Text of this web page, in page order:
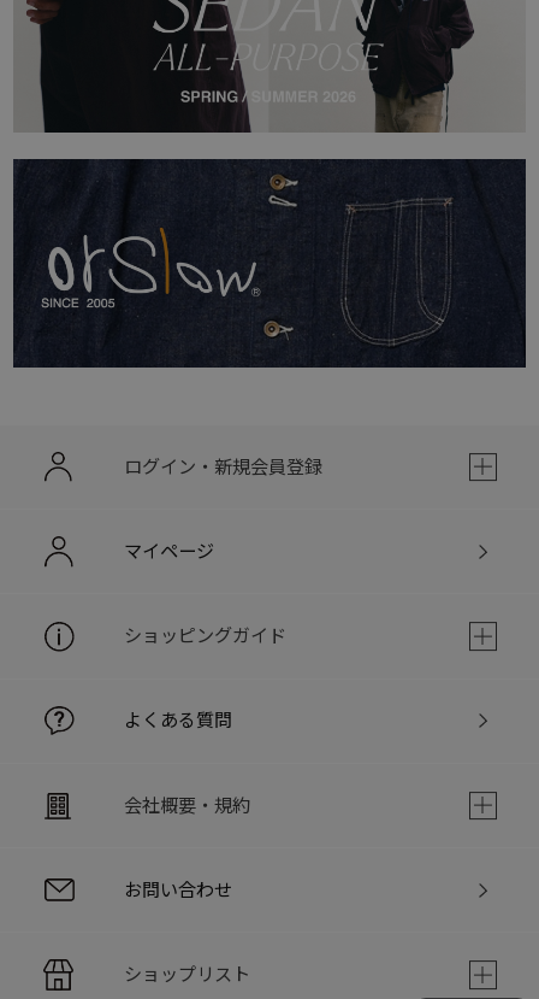
ログイン・新規会員登録
マイページ
ショッピングガイド
よくある質問
会社概要・規約
お問い合わせ
ショップリスト